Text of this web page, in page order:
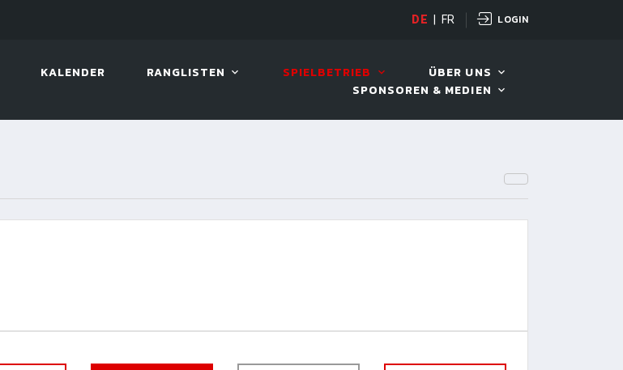
10. AUG. 2026, 19:00
DE FR LOGIN
KALENDER RANGLISTEN SPIELBETRIEB
ÜBER UNS
SPONSOREN & MEDIEN